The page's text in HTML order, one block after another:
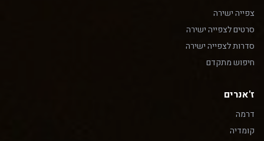
צפייה ישירה
סרטים לצפייה ישירה
סדרות לצפייה ישירה
חיפוש מתקדם
ז'אנרים
דרמה
קומדיה